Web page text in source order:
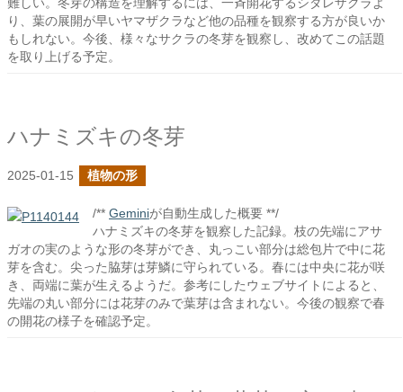
り、葉の展開が早いヤマザクラなど他の品種を観察する方が良いか
もしれない。今後、様々なサクラの冬芽を観察し、改めてこの話題
を取り上げる予定。
ハナミズキの冬芽
2025-01-15 植物の形
/** Geminiが自動生成した概要 **/
ハナミズキの冬芽を観察した記録。枝の先端にアサ
ガオの実のような形の冬芽ができ、丸っこい部分は総包片で中に花
芽を含む。尖った脇芽は芽鱗に守られている。春には中央に花が咲
き、両端に葉が生えるようだ。参考にしたウェブサイトによると、
先端の丸い部分には花芽のみで葉芽は含まれない。今後の観察で春
の開花の様子を確認予定。